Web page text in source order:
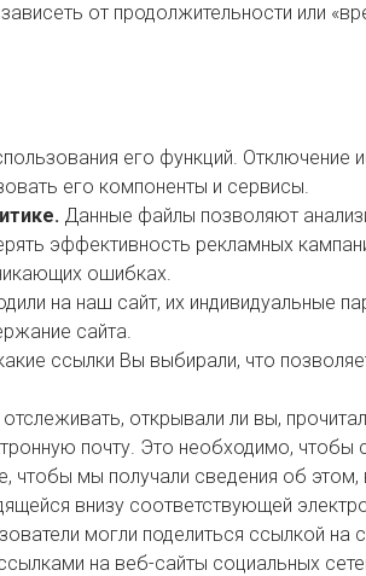
от продолжительности или
его функций. Отключение
его компоненты и сервисы.
Данные файлы позволяют
эффективность рекламных
ошибках.
на наш сайт, их индивидуальные
сайта.
ссылки Вы выбирали, что
открывали ли вы,
почту. Это необходимо, чтобы
чтобы мы получали сведения об
внизу соответствующей
могли поделиться ссылкой на
на веб-сайты социальных